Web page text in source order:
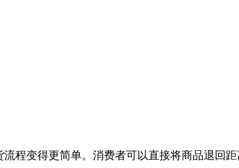
程变得更简单。消费者可以直接将商品退回